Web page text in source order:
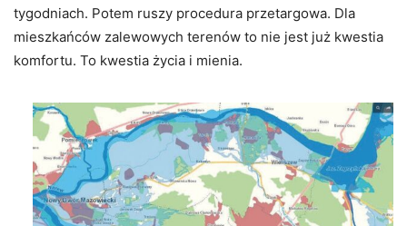
tygodniach. Potem ruszy procedura przetargowa. Dla
mieszkańców zalewowych terenów to nie jest już kwestia
komfortu. To kwestia życia i mienia.